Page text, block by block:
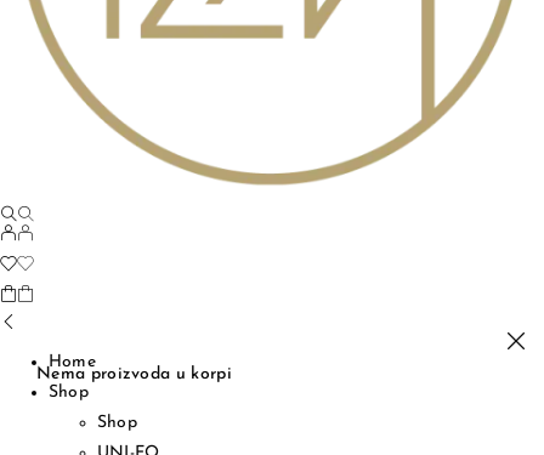
Nema proizvoda u korpi
Home
Shop
Shop